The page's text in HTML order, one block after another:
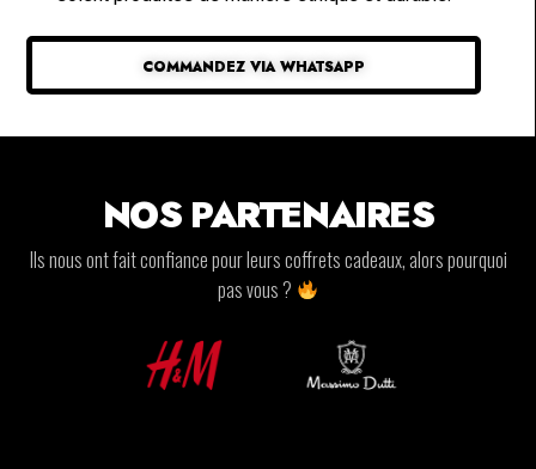
COMMANDEZ VIA WHATSAPP
NOS PARTENAIRES
Ils nous ont fait confiance pour leurs coffrets cadeaux, alors pourquoi
pas vous ?